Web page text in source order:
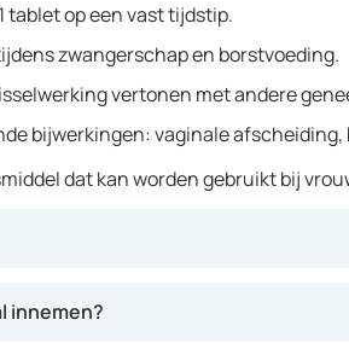
tablet op een vast tijdstip.
zwangerschap en borstvoeding.
vertonen met andere
bijwerkingen: vaginale
dat kan worden gebruikt bij
innemen?